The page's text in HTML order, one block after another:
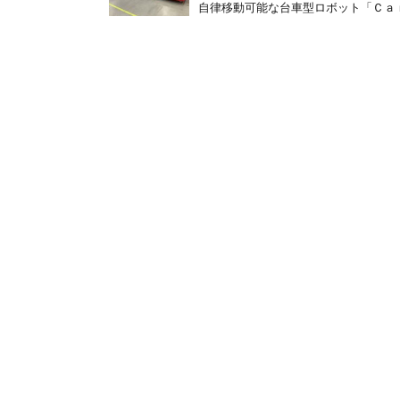
自律移動可能な台車型ロボット「Ｃ